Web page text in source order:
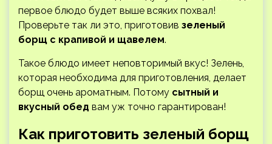
первое блюдо будет выше всяких похвал!
Проверьте так ли это, приготовив зеленый
борщ с крапивой и щавелем.
Такое блюдо имеет неповторимый вкус! Зелень,
которая необходима для приготовления, делает
борщ очень ароматным. Потому сытный и
вкусный обед вам уж точно гарантирован!
Как приготовить зеленый борщ